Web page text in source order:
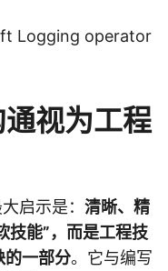
Logging operator
视为工程
启示是： 清晰、精
技能”，而是工程技
一部分。它与编写